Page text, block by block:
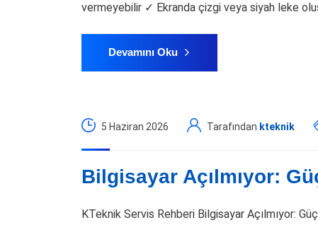
vermeyebilir ✓ Ekranda çizgi veya siyah leke
Devamını Oku
5 Haziran 2026 Tarafından kteknik
Bilgisayar Açılmıyor:
KTeknik Servis Rehberi Bilgisayar Açılmıyor: